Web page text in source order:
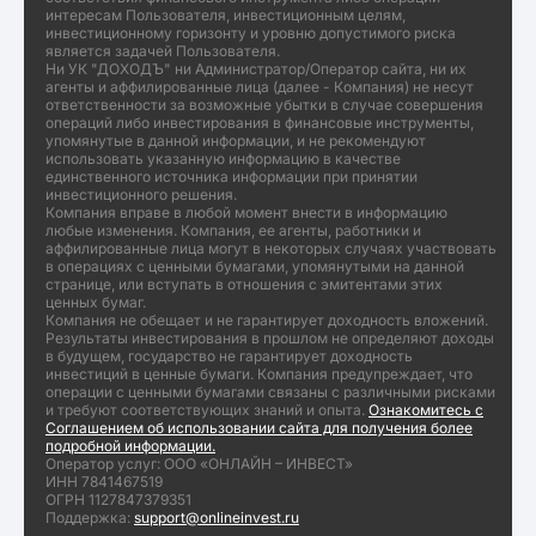
интересам Пользователя, инвестиционным целям,
инвестиционному горизонту и уровню допустимого риска
является задачей Пользователя.
Ни УК "ДОХОДЪ" ни Администратор/Оператор сайта, ни их
агенты и аффилированные лица (далее - Компания) не несут
ответственности за возможные убытки в случае совершения
операций либо инвестирования в финансовые инструменты,
упомянутые в данной информации, и не рекомендуют
использовать указанную информацию в качестве
единственного источника информации при принятии
инвестиционного решения.
Компания вправе в любой момент внести в информацию
любые изменения. Компания, ее агенты, работники и
аффилированные лица могут в некоторых случаях участвовать
в операциях с ценными бумагами, упомянутыми на данной
странице, или вступать в отношения с эмитентами этих
ценных бумаг.
Компания не обещает и не гарантирует доходность вложений.
Результаты инвестирования в прошлом не определяют доходы
в будущем, государство не гарантирует доходность
инвестиций в ценные бумаги. Компания предупреждает, что
операции с ценными бумагами связаны с различными рисками
и требуют соответствующих знаний и опыта. Ознакомитесь с
Соглашением об использовании сайта для получения более
подробной информации.
Оператор услуг: ООО «ОНЛАЙН – ИНВЕСТ»
ИНН 7841467519
ОГРН 1127847379351
Поддержка: support@onlineinvest.ru